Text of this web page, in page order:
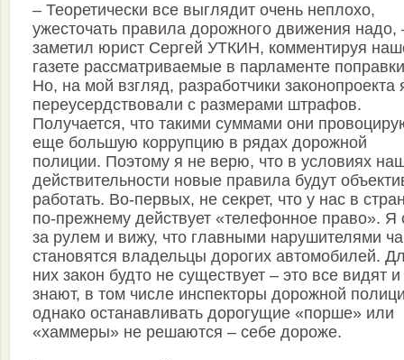
– Теоретически все выглядит очень неплохо,
ужесточать правила дорожного движения надо,
заметил юрист Сергей УТКИН, комментируя
газете рассматриваемые в парламенте
Но, на мой взгляд, разработчики законопроекта
переусердствовали с размерами штрафов.
Получается, что такими суммами они
еще большую коррупцию в рядах дорожной
полиции. Поэтому я не верю, что в условиях
действительности новые правила будут
работать. Во-первых, не секрет, что у нас в
по-прежнему действует «телефонное право». Я
за рулем и вижу, что главными нарушителями
становятся владельцы дорогих автомобилей.
них закон будто не существует – это все видят и
знают, в том числе инспекторы дорожной
однако останавливать дорогущие «порше» или
«хаммеры» не решаются – себе дороже.